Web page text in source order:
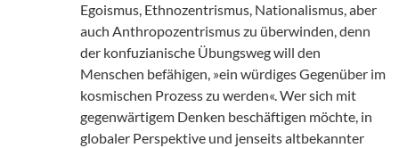
Egoismus, Ethnozentrismus, Nationalismus, aber
auch Anthropozentrismus zu überwinden, denn
der konfuzianische Übungsweg will den
Menschen befähigen, »ein würdiges Gegenüber im
kosmischen Prozess zu werden«. Wer sich mit
gegenwärtigem Denken beschäftigen möchte, in
globaler Perspektive und jenseits altbekannter